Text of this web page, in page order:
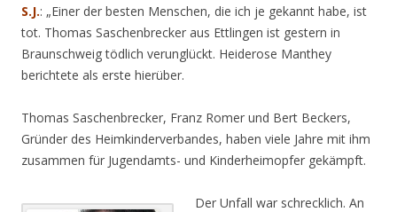
S.J.: „Einer der besten Menschen, die ich je gekannt habe, ist
tot. Thomas Saschenbrecker aus Ettlingen ist gestern in
Braunschweig tödlich verunglückt. Heiderose Manthey
berichtete als erste hierüber.
Thomas Saschenbrecker, Franz Romer und Bert Beckers,
Gründer des Heimkinderverbandes, haben viele Jahre mit ihm
zusammen für Jugendamts- und Kinderheimopfer gekämpft.
Der Unfall war schrecklich. An